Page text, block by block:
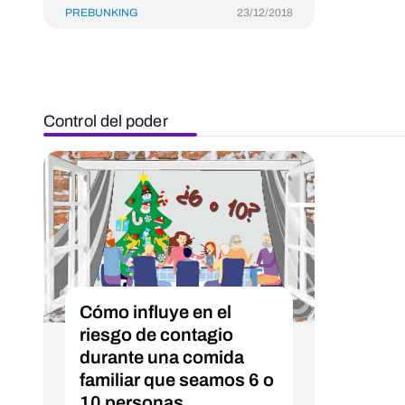
PREBUNKING 23/12/2018
Control del poder
Cómo influye en el
riesgo de contagio
durante una comida
familiar que seamos 6 o